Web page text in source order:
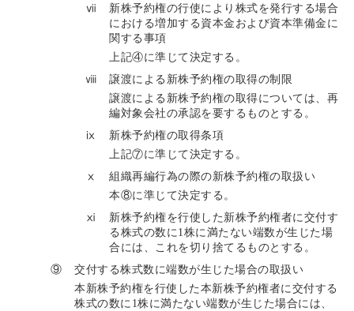
ⅶ
新株予約権の行使により株式を発行する場合
における増加する資本金および資本準備金に
関する事項
上記④に準じて決定する。
ⅷ
譲渡による新株予約権の取得の制限
譲渡による新株予約権の取得については、再
編対象会社の承認を要するものとする。
ⅸ
新株予約権の取得条項
上記⑦に準じて決定する。
ⅹ
組織再編行為の際の新株予約権の取扱い
本⑧に準じて決定する。
ⅺ
新株予約権を行使した新株予約権者に交付す
る株式の数に1株に満たない端数が生じた場
合には、これを切り捨てるものとする。
⑨
交付する株式数に端数が生じた場合の取扱い
本新株予約権を行使した本新株予約権者に交付する
株式の数に1株に満たない端数が生じた場合には、